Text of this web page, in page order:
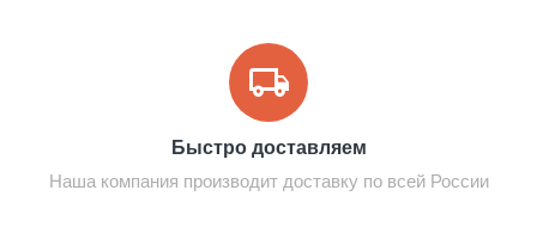
Быстро доставляем
Наша компания производит доставку по всей России